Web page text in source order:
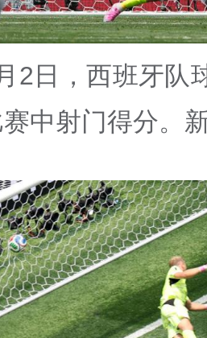
2日，西班牙队
赛中射门得分。